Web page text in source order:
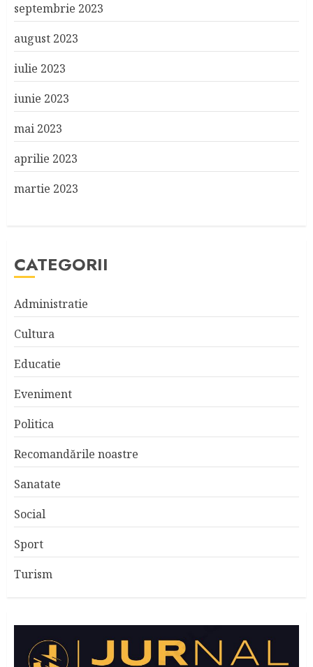
septembrie 2023
august 2023
iulie 2023
iunie 2023
mai 2023
aprilie 2023
martie 2023
CATEGORII
Administratie
Cultura
Educatie
Eveniment
Politica
Recomandările noastre
Sanatate
Social
Sport
Turism